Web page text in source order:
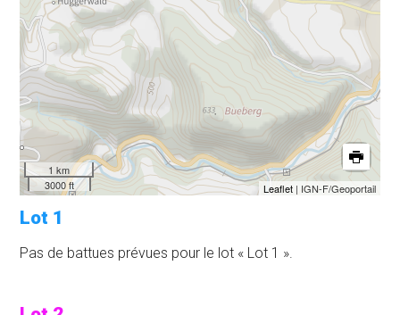
1 km
3000 ft
Leaflet| IGN-F/Geoportail
Lot 1
Pas de battues prévues pour le lot « Lot 1 ».